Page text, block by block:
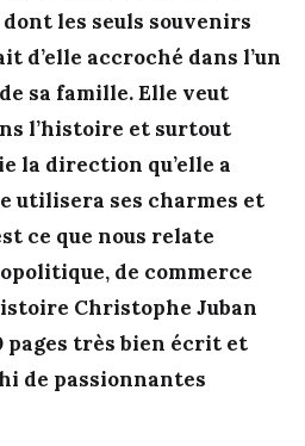
les seuls souvenirs
d’elle accroché dans l’un
sa famille. Elle veut
l’histoire et surtout
la direction qu’elle a
utilisera ses charmes et
ce que nous relate
de commerce
Christophe Juban
pages très bien écrit et
de passionnantes